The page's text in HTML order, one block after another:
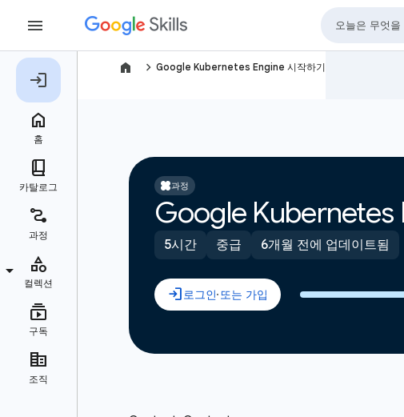
navigate_next Google Kubernetes Engine 시작하기
과정
Google Kubernetes
5시간 중급 6개월 전에 업데이트됨